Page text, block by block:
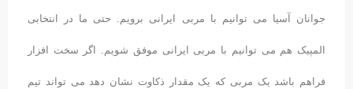
جوانان آسیا می توانیم با مربی ایرانی برویم. حتی ما در انتخابی
المپیک هم می توانیم با مربی ایرانی موفق شویم. اگر سخت افزار
فراهم باشد یک مربی که یک مقدار ذکاوت نشان دهد می تواند تیم